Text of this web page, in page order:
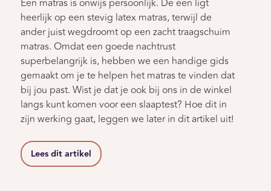
Een matras is onwijs persoonlijk. De een ligt
heerlijk op een stevig latex matras, terwijl de
ander juist wegdroomt op een zacht traagschuim
matras. Omdat een goede nachtrust
superbelangrijk is, hebben we een handige gids
gemaakt om je te helpen het matras te vinden dat
bij jou past. Wist je dat je ook bij ons in de winkel
langs kunt komen voor een slaaptest? Hoe dit in
zijn werking gaat, leggen we later in dit artikel uit!
Lees dit artikel